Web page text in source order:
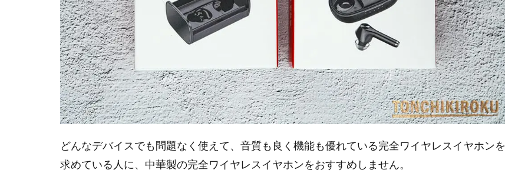
どんなデバイスでも問題なく使えて、音質も良く機能も優れている完全ワイヤレスイヤホンを
求めている人に、中華製の完全ワイヤレスイヤホンをおすすめしません。